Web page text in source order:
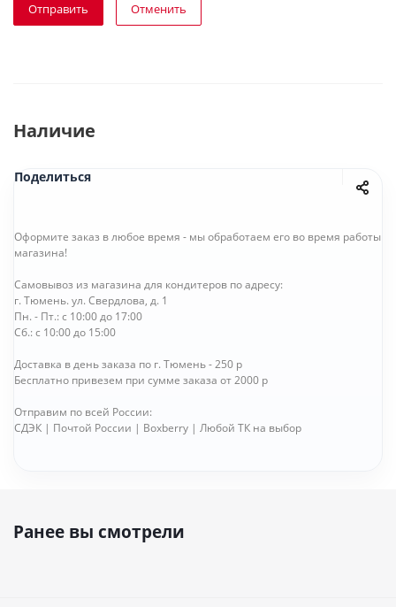
Отправить Отменить
Наличие
Поделиться
Оформите заказ в любое время - мы обработаем его во время работы
магазина!
Самовывоз из магазина для кондитеров по адресу:
г. Тюмень. ул. Свердлова, д. 1
Пн. - Пт.: с 10:00 до 17:00
Сб.: с 10:00 до 15:00
Доставка в день заказа по г. Тюмень - 250 р
Бесплатно привезем при сумме заказа от 2000 р
Отправим по всей России:
СДЭК | Почтой России | Boxberry | Любой ТК на выбор
Ранее вы смотрели